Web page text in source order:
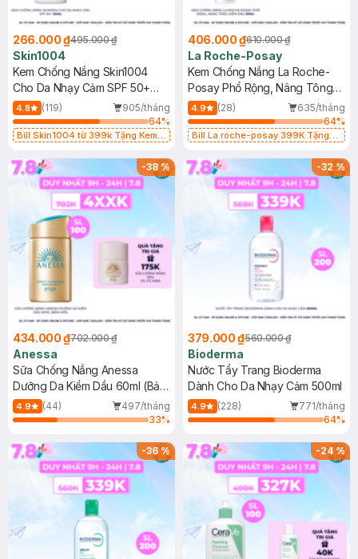
266.000 ₫495.000 ₫
Skin1004
Kem Chống Nắng Skin1004
Cho Da Nhạy Cảm SPF 50+
50ml
4.8 (119)
905/tháng
64%
Bill Skin1004 từ 399k Tặng Kem
SPF 50+ 20ml (SL Có Hạn)
406.000 ₫610.000 ₫
La Roche-Posay
Kem Chống Nắng La Roche-
Posay Phổ Rộng, Nâng Tông
Kiềm Dầu 50ml
4.9 (28)
635/tháng
64%
Bill La roche-posay 399K Tặng
(SL có hạn)
-38%
434.000 ₫702.000 ₫
Anessa
Sữa Chống Nắng Anessa
Dưỡng Da Kiềm Dầu 60ml (Bản
Mới)
4.9 (44)
497/tháng
33%
-32%
379.000 ₫560.000 ₫
Bioderma
Nước Tẩy Trang Bioderma
Dành Cho Da Nhạy Cảm 500ml
4.9 (228)
771/tháng
64%
-36% -24%